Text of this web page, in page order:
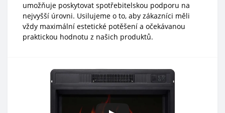
umožňuje poskytovat spotřebitelskou podporu na
nejvyšší úrovni. Usilujeme o to, aby zákazníci měli
vždy maximální estetické potěšení a očekávanou
praktickou hodnotu z našich produktů.